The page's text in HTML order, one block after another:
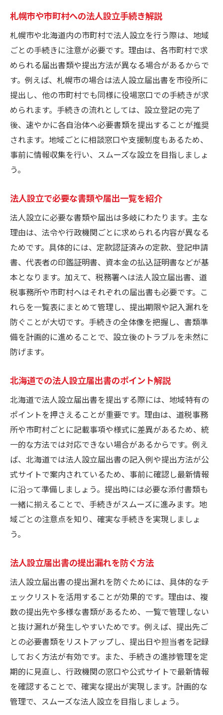
札幌市や市町村への法人設立手続き解説
札幌市や北海道内の市町村で法人設立を行う際は、地域
ごとの手続きに注意が必要です。理由は、各市町村で求
められる届出書類や提出方法が異なる場合があるからで
す。例えば、札幌市の場合は法人設立届出書を市役所に
提出し、他の市町村でも同様に役場窓口での手続きが求
められます。手続きの流れとしては、設立登記の完了
後、速やかに各自治体へ必要書類を提出することが推奨
されます。地域ごとに相談窓口や支援制度もあるため、
事前に情報収集を行い、スムーズな設立を目指しましょ
う。
法人設立で必要な書類や届出一覧を紹介
法人設立に必要な書類や届出は多岐にわたります。主な
理由は、法令や行政機関ごとに求められる内容が異なる
ためです。具体的には、定款認証済みの定款、登記申請
書、代表者の印鑑証明書、資本金の払込証明書などが基
本となります。加えて、税務署へは法人設立届出書、道
税事務所や市町村へはそれぞれの届出書も必要です。こ
れらを一覧表にまとめて管理し、提出期限や記入漏れを
防ぐことが大切です。手続きの全体像を把握し、書類準
備を計画的に進めることで、設立後のトラブルを未然に
防げます。
北海道での法人設立届出書のポイント解説
北海道で法人設立届出書を提出する際には、地域特有の
ポイントを押さえることが重要です。理由は、道税事務
所や市町村ごとに記載事項や様式に差異があるため、統
一的な方法では対応できない場合があるからです。例え
ば、北海道では法人設立届出書の記入例や提出方法が公
式サイトで案内されているため、事前に確認し最新情報
に沿って準備しましょう。提出時には必要な添付書類も
一緒に揃えることで、手続きがスムーズに進みます。地
域ごとの注意点を知り、確実な手続きを実現しましょ
う。
法人設立届出書の提出漏れを防ぐ方法
法人設立届出書の提出漏れを防ぐためには、具体的なチ
ェックリストを活用することが効果的です。理由は、複
数の提出先や多様な書類があるため、一覧で管理しない
と抜け漏れが発生しやすいためです。例えば、提出先ご
との必要書類をリストアップし、提出日や担当者を記録
しておく方法が有効です。また、手続きの進捗管理を定
期的に見直し、行政機関の窓口や公式サイトで最新情報
を確認することで、確実な提出が実現します。計画的な
管理で、スムーズな法人設立を目指しましょう。